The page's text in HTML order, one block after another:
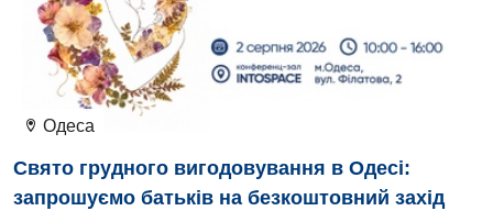
Гематологія
Гінекологічне відділення
Денний стаціонар
Одеса
Свято грудного вигодовування в Одесі:
запрошуємо батьків на безкоштовний захід